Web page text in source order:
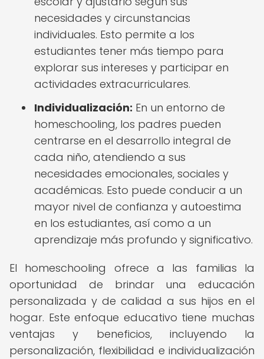
necesidades y circunstancias
individuales. Esto permite a los
estudiantes tener más tiempo para
explorar sus intereses y participar en
actividades extracurriculares.
Individualización: En un entorno de
homeschooling, los padres pueden
centrarse en el desarrollo integral de
cada niño, atendiendo a sus
necesidades emocionales, sociales y
académicas. Esto puede conducir a un
mayor nivel de confianza y autoestima
en los estudiantes, así como a un
aprendizaje más profundo y significativo.
El homeschooling ofrece a las familias la
oportunidad de brindar una educación
personalizada y de calidad a sus hijos en el
hogar. Este enfoque educativo tiene muchas
ventajas y beneficios, incluyendo la
personalización, flexibilidad e individualización